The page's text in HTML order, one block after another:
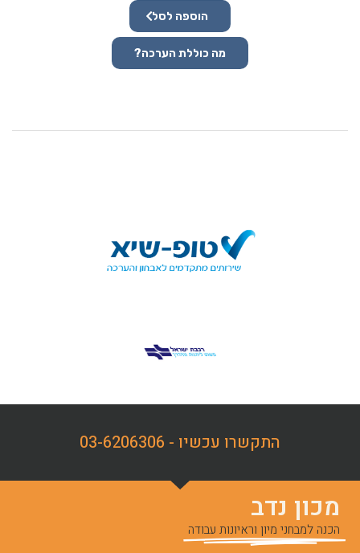
הוספה לסל
מה כוללת הערכה?
התקשרו עכשיו - 03-6206306
מכון נדב
הכנה למבחני מיון וראיונות עבודה